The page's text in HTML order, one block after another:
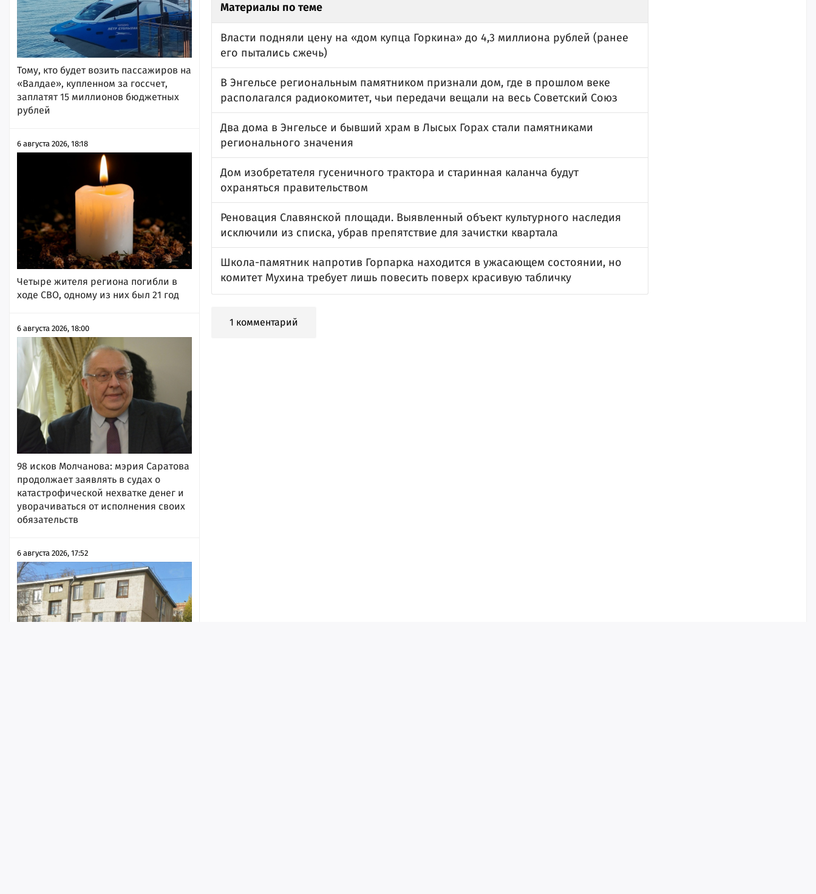
Тому, кто будет возить пассажиров на
«Валдае», купленном за госсчет,
заплатят 15 миллионов бюджетных
рублей
6 августа 2026, 18:18
Четыре жителя региона погибли в
ходе СВО, одному из них был 21 год
6 августа 2026, 18:00
98 исков Молчанова: мэрия Саратова
продолжает заявлять в судах о
катастрофической нехватке денег и
уворачиваться от исполнения своих
обязательств
6 августа 2026, 17:52
Материалы по теме
Власти подняли цену на «дом купца Горкина» до 4,3 миллиона рублей (ранее
его пытались сжечь)
В Энгельсе региональным памятником признали дом, где в прошлом веке
располагался радиокомитет, чьи передачи вещали на весь Советский Союз
Два дома в Энгельсе и бывший храм в Лысых Горах стали памятниками
регионального значения
Дом изобретателя гусеничного трактора и старинная каланча будут
охраняться правительством
Реновация Славянской площади. Выявленный объект культурного наследия
исключили из списка, убрав препятствие для зачистки квартала
Школа-памятник напротив Горпарка находится в ужасающем состоянии, но
комитет Мухина требует лишь повесить поверх красивую табличку
1 комментарий